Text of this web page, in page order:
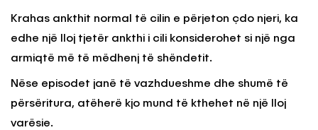
Krahas ankthit normal të cilin e përjeton çdo njeri, ka
edhe një lloj tjetër ankthi i cili konsiderohet si një nga
armiqtë më të mëdhenj të shëndetit.
Nëse episodet janë të vazhdueshme dhe shumë të
përsëritura, atëherë kjo mund të kthehet në një lloj
varësie.